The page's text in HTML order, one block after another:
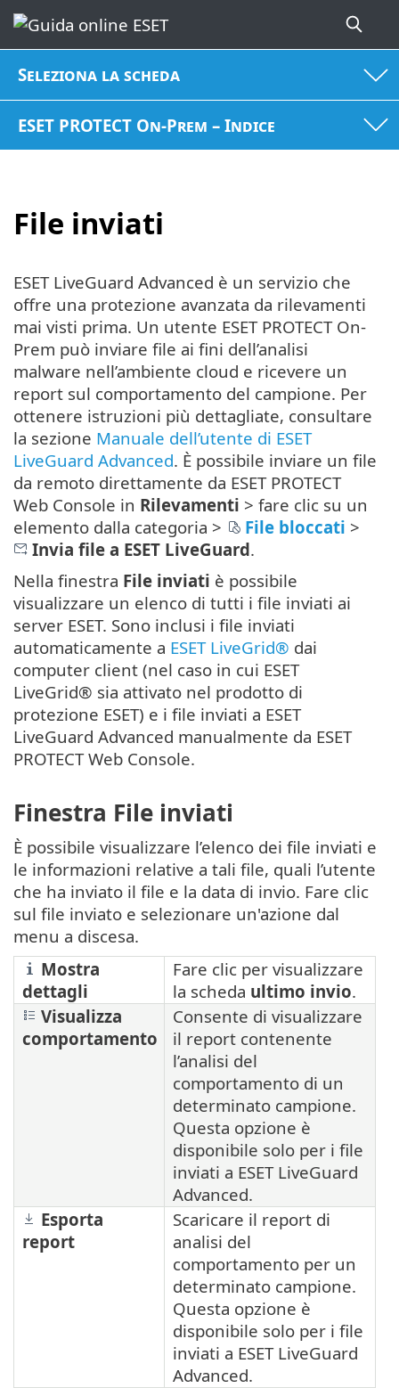
Seleziona la scheda
ESET PROTECT On-Prem – Indice
File inviati
ESET LiveGuard Advanced è un servizio che
offre una protezione avanzata da rilevamenti
mai visti prima. Un utente ESET PROTECT On-
Prem può inviare file ai fini dell’analisi
malware nell’ambiente cloud e ricevere un
report sul comportamento del campione. Per
ottenere istruzioni più dettagliate, consultare
la sezione Manuale dell’utente di ESET
LiveGuard Advanced. È possibile inviare un file
da remoto direttamente da ESET PROTECT
Web Console in Rilevamenti > fare clic su un
elemento dalla categoria >
File bloccati >
Invia file a ESET LiveGuard.
Nella finestra File inviati è possibile
visualizzare un elenco di tutti i file inviati ai
server ESET. Sono inclusi i file inviati
automaticamente a ESET LiveGrid® dai
computer client (nel caso in cui ESET
LiveGrid® sia attivato nel prodotto di
protezione ESET) e i file inviati a ESET
LiveGuard Advanced manualmente da ESET
PROTECT Web Console.
Finestra File inviati
È possibile visualizzare l’elenco dei file inviati e
le informazioni relative a tali file, quali l’utente
che ha inviato il file e la data di invio. Fare clic
sul file inviato e selezionare un'azione dal
menu a discesa.
Mostra
dettagli
Fare clic per visualizzare
la scheda ultimo invio.
Visualizza
comportamento
Consente di visualizzare
il report contenente
l’analisi del
comportamento di un
determinato campione.
Questa opzione è
disponibile solo per i file
inviati a ESET LiveGuard
Advanced.
Esporta
report
Scaricare il report di
analisi del
comportamento per un
determinato campione.
Questa opzione è
disponibile solo per i file
inviati a ESET LiveGuard
Advanced.